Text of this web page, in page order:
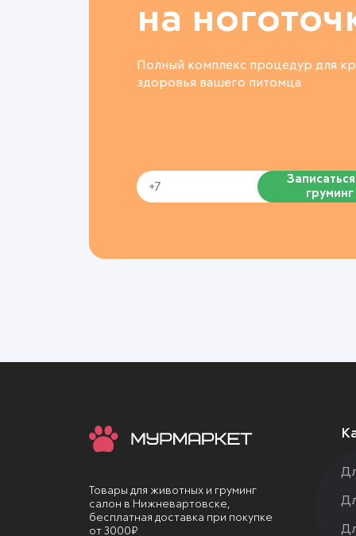
на
Полный комплекс процедур для
здоровья вашего питомца
груминг
Товары для животных и груминг
салон в Нижневартовске,
бесплатная доставка при покупке
от 3000₽